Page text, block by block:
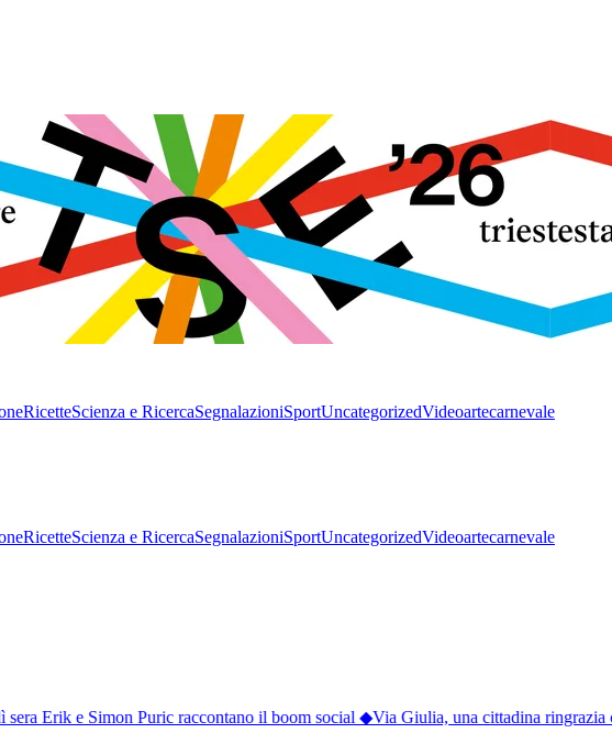
RicetteScienza e RicercaSegnalazioniSportUncategorizedVideoartecarnevale
RicetteScienza e RicercaSegnalazioniSportUncategorizedVideoartecarnevale
Erik e Simon Puric raccontano il boom social◆ Via Giulia, una cittadina ringrazia